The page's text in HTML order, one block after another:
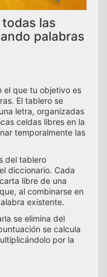
las
palabras
el que tu objetivo es
El tablero se
letra, organizadas
celdas libres en la
temporalmente las
del tablero
diccionario. Cada
libre de una
al combinarse en
existente.
se elimina del
se calcula
por la